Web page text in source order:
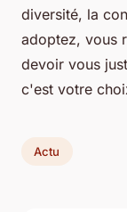
diversité, la
adoptez, vous
devoir vous
c'est votre
Actu